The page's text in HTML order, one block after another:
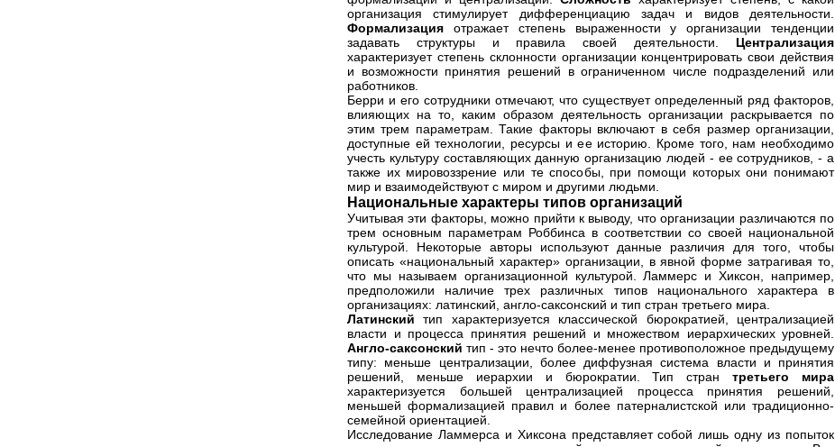
организация стимулирует дифференциацию задач и видов деятельности.
Формализация отражает степень выраженности у организации тенденции
задавать структуры и правила своей деятельности. Централизация
характеризует степень склонности организации концентрировать свои действия
и возможности принятия решений в ограниченном числе подразделений или
работников.
Берри и его сотрудники отмечают, что существует определенный ряд факторов,
влияющих на то, каким образом деятельность организации раскрывается по
этим трем параметрам. Такие факторы включают в себя размер организации,
доступные ей технологии, ресурсы и ее историю. Кроме того, нам необходимо
учесть культуру составляющих данную организацию людей - ее сотрудников, - а
также их мировоззрение или те способы, при помощи которых они понимают
мир и взаимодействуют с миром и другими людьми.
Национальные характеры типов организаций
Учитывая эти факторы, можно прийти к выводу, что организации различаются по
трем основным параметрам Роббинса в соответствии со своей национальной
культурой. Некоторые авторы используют данные различия для того, чтобы
описать «национальный характер» организации, в явной форме затрагивая то,
что мы называем организационной культурой. Ламмерс и Хиксон, например,
предположили наличие трех различных типов национального характера в
организациях: латинский, англо-саксонский и тип стран третьего мира.
Латинскийтип характеризуется классической бюрократией, централизацией
власти и процесса принятия решений и множеством иерархических уровней.
Англо-саксонский тип - это нечто более-менее противоположное предыдущему
типу: меньше централизации, более диффузная система власти и принятия
решений, меньше иерархии и бюрократии. Тип странтретьего мира
характеризуется большей централизацией процесса принятия решений,
меньшей формализацией правил и более патерналистской или традиционно-
семейной ориентацией.
Исследование Ламмерса и Хиксона представляет собой лишь одну из попыток